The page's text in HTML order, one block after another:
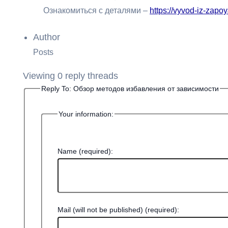
Ознакомиться с деталями – https://vyvod-iz-
Author
Posts
Viewing 0 reply threads
Reply To: Обзор методов избавления от зависимости
Your information:
Name (required):
Mail (will not be published) (required):